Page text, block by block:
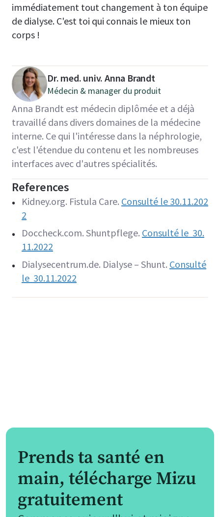
immédiatement tout changement à ton équipe
de dialyse. C'est toi qui connais le mieux ton
corps !
Dr. med. univ. Anna Brandt
Médecin & manager du produit
Anna Brandt est médecin diplômée et a déjà
travaillé dans divers domaines de la médecine
interne. Ce qui l'intéresse dans la néphrologie,
c'est l'étendue du contenu et les nombreuses
interfaces avec d'autres spécialités.
References
Kidney.org. Fistula Care. Consulté le 30.11.202
2
Doccheck.com. Shuntpflege. Consulté le 30.
11.2022
Dialysecentrum.de. Dialyse – Shunt. Consulté
le 30.11.2022
Prends ta santé en
main, télécharge Mizu
gratuitement